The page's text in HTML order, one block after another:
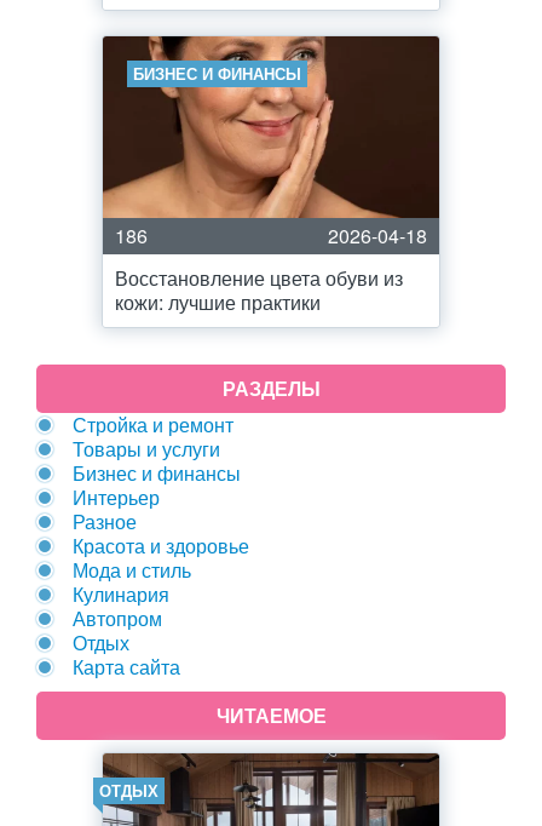
БИЗНЕС И ФИНАНСЫ
186
2026-04-18
Восстановление цвета обуви из
кожи: лучшие практики
РАЗДЕЛЫ
Стройка и ремонт
Товары и услуги
Бизнес и финансы
Интерьер
Разное
Красота и здоровье
Мода и стиль
Кулинария
Автопром
Отдых
Карта сайта
ЧИТАЕМОЕ
ОТДЫХ